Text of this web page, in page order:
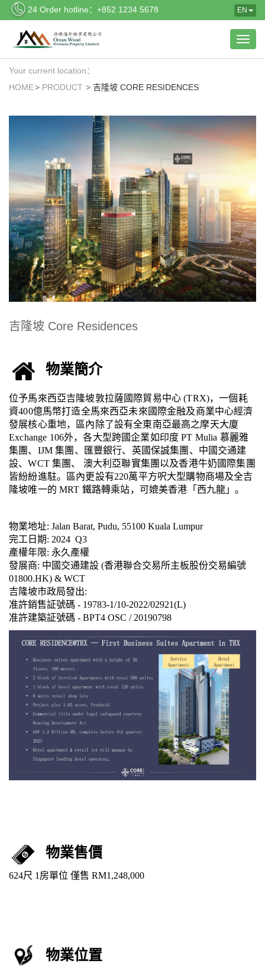
24 Order hotline：+852 1234 5678 EN
Your current location：
HOME
PRODUCT 吉隆坡 CORE RESIDENCES
吉隆坡 Core Residences
物業簡介
位予馬來西亞吉隆坡敦拉薩國際貿易中心 (TRX)，一個耗
資400億馬幣打造全馬來西亞未來國際金融及商業中心經濟
發展核心重地，區內除了設有全東南亞最高之摩天大廈
Exchange 106外，各大型跨國企業如印度 PT Mulia 慕麗雅
集團、IJM 集團、匯豐銀行、英國保誠集團、中國交通建
設、WCT 集團、 澳大利亞聯實集團以及香港牛奶國際集團
皆紛紛進駐。區內更設有220萬平方呎大型購物商場及全吉
隆坡唯一的 MRT 鐵路轉乘站，可媲美香港「西九龍」。
物業地址: Jalan Barat, Pudu, 55100 Kuala Lumpur
完工日期: 2024 Q3
產權年限: 永久產權
發展商: 中國交通建設 (香港聯合交易所主板股份交易編號
01800.HK) & WCT
吉隆坡市政局發出:
准許銷售証號碼 - 19783-1/10-2022/02921(L)
准許建築証號碼 - BPT4 OSC / 20190798
物業售價
624尺 1房單位 僅售 RM1,248,000
物業位置